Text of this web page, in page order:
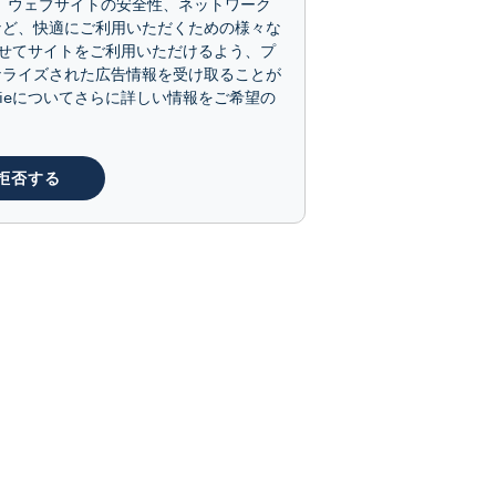
ェブサイトの安全性、ネットワーク
、快適にご利用いただくための様々な
てサイトをご利用いただけるよう、プ
イズされた広告情報を受け取ることが
についてさらに詳しい情報をご希望の
否する